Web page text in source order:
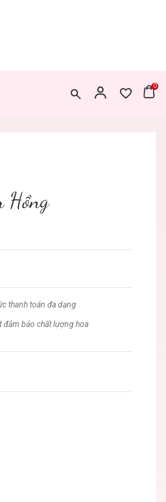
0
Hồng
thanh toán đa dạng
đảm bảo chất lượng hoa